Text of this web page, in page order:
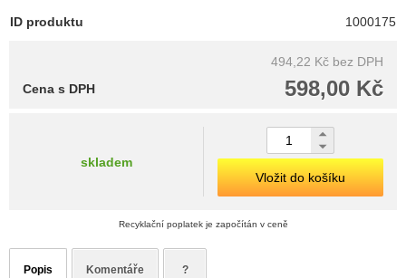
ID produktu 1000175
494,22 Kč bez DPH
598,00 Kč
Cena s DPH
skladem
Vložit do košíku
Recyklační poplatek je započítán v ceně
Popis Komentáře ?